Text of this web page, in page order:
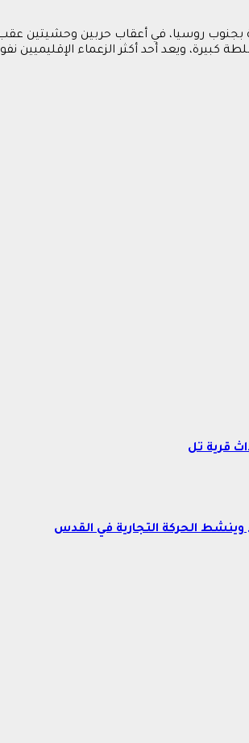
روسيا، في أعقاب حربين وحشيتين عقب
ويعد أحد أكثر الزعماء الإقليميين
قرية تل
الحركة التجارية في القدس